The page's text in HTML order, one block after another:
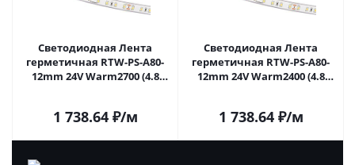
Светодиодная Лента
герметичная RTW-PS-A80-
12mm 24V Warm2700 (4.8
1 738.64₽/м
Светодиодная Лента
герметичная RTW-PS-A80-
12mm 24V Warm2400 (4.8
1 738.64₽/м